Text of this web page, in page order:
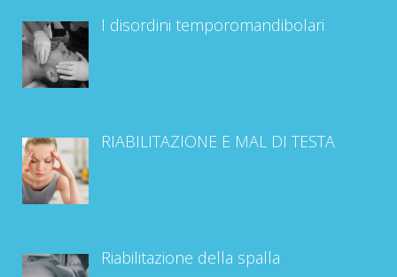
I disordini temporomandibolari
RIABILITAZIONE E MAL DI TESTA
Riabilitazione della spalla